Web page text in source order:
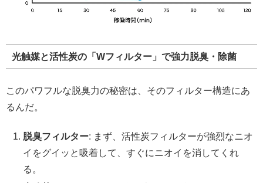
光触媒と活性炭の「Wフィルター」で強力脱臭・除菌
このパワフルな脱臭力の秘密は、そのフィルター構造にあ
るんだ。
脱臭フィルター: まず、活性炭フィルターが強烈なニオ
イをグイッと吸着して、すぐにニオイを消してくれ
る。